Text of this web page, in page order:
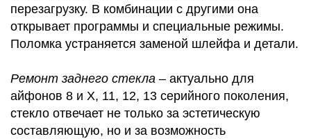
перезагрузку. В комбинации с другими она
открывает программы и специальные режимы.
Поломка устраняется заменой шлейфа и детали.
Ремонт заднего стекла – актуально для
айфонов 8 и X, 11, 12, 13 серийного поколения,
стекло отвечает не только за эстетическую
составляющую, но и за возможность